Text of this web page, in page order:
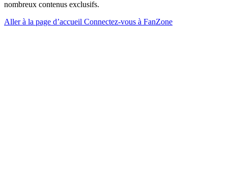
nombreux contenus exclusifs.
Aller à la page d’accueil Connectez-vous à FanZone